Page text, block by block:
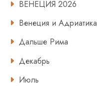
ВЕНЕЦИЯ 2026
Венеция и Адриатика
Дальше Рима
Декабрь
Июль